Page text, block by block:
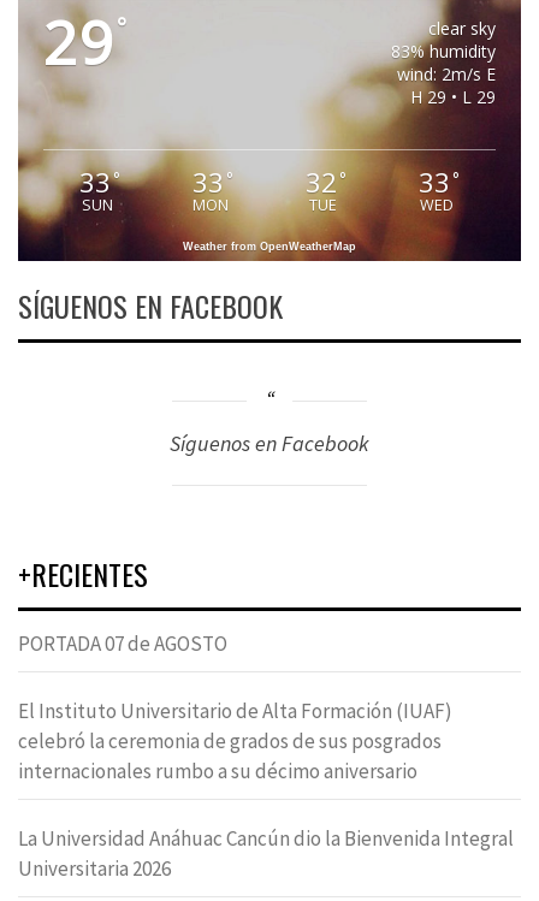
29°
clear sky
83% humidity
wind: 2m/s E
H 29 • L 29
33°
SUN
33°
MON
32°
TUE
33°
WED
Weather from OpenWeatherMap
SÍGUENOS EN FACEBOOK
Síguenos en Facebook
+RECIENTES
PORTADA 07 de AGOSTO
El Instituto Universitario de Alta Formación (IUAF)
celebró la ceremonia de grados de sus posgrados
internacionales rumbo a su décimo aniversario
La Universidad Anáhuac Cancún dio la Bienvenida Integral
Universitaria 2026